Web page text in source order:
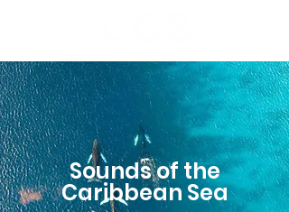
Sounds of the
Caribbean Sea